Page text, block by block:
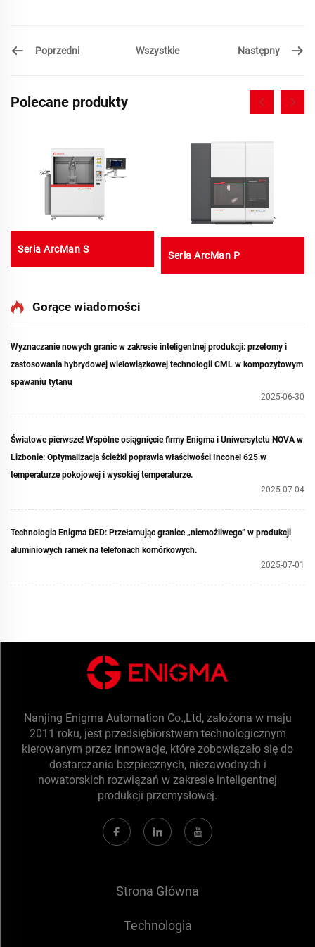
Poprzedni Wszystkie Następny
Polecane produkty
Seria ArcMan S
Seria ArcMan P
Gorące wiadomości
Wyznaczanie nowych granic w zakresie inteligentnej produkcji: przełomy i
zastosowania hybrydowej wielowiązkowej technologii CML w kompozytowym
spawaniu tytanu
2025-06-30
Światowe pierwsze! Wspólne osiągnięcie firmy Enigma i Uniwersytetu NOVA w
Lizbonie: Optymalizacja ścieżki poprawia właściwości Inconel 625 w
temperaturze pokojowej i wysokiej temperaturze.
2025-07-04
Technologia Enigma DED: Przełamując granice „niemożliwego” w produkcji
aluminiowych ramek na telefonach komórkowych.
2025-07-01
Nanjing Enigma Automation Co.,Ltd, założona w maju
2011 roku, jest przedsiębiorstwem technologicznym
kierowanym przez innowacje, które zobowiązało się do
dostarczania bezpiecznych, niezawodnych i
nowatorskich rozwiązań w zakresie inteligentnej
produkcji przemysłowej.
Strona Główna
Technologia